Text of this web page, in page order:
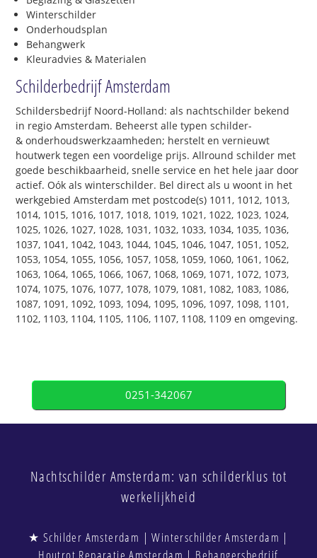
Winterschilder
Onderhoudsplan
Behangwerk
Kleuradvies & Materialen
Schilderbedrijf Amsterdam
Schildersbedrijf Noord-Holland: als nachtschilder bekend
in regio Amsterdam. Beheerst alle typen schilder-
& onderhoudswerkzaamheden; herstelt en vernieuwt
houtwerk tegen een voordelige prijs. Allround schilder met
goede beschikbaarheid, snelle service en het hele jaar door
actief. Oók als winterschilder. Bel direct als u woont in het
werkgebied Amsterdam met postcode(s) 1011, 1012, 1013,
1014, 1015, 1016, 1017, 1018, 1019, 1021, 1022, 1023, 1024,
1025, 1026, 1027, 1028, 1031, 1032, 1033, 1034, 1035, 1036,
1037, 1041, 1042, 1043, 1044, 1045, 1046, 1047, 1051, 1052,
1053, 1054, 1055, 1056, 1057, 1058, 1059, 1060, 1061, 1062,
1063, 1064, 1065, 1066, 1067, 1068, 1069, 1071, 1072, 1073,
1074, 1075, 1076, 1077, 1078, 1079, 1081, 1082, 1083, 1086,
1087, 1091, 1092, 1093, 1094, 1095, 1096, 1097, 1098, 1101,
1102, 1103, 1104, 1105, 1106, 1107, 1108, 1109 en omgeving.
0251-342067
Nachtschilder Amsterdam: van schilderklus tot
werkelijkheid
★ Schilder Amsterdam | Winterschilder Amsterdam |
Houtrot Reparatie Amsterdam | Behangersbedrijf